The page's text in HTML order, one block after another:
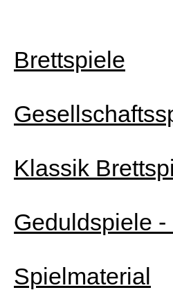
Brettspiele
Klassik
Geduldspiele
Spielmaterial